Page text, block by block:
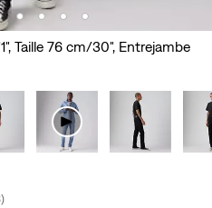
Taille 76 cm/30", Entrejambe